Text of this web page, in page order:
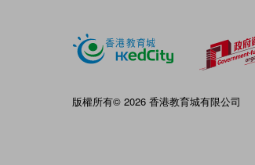
版權所有© 2026 香港教育城有限公司